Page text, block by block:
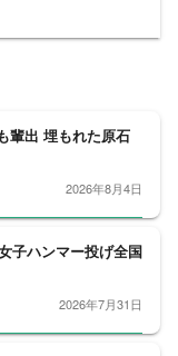
輩出 埋もれた原石
2026年8月4日
子ハンマー投げ全国
2026年7月31日